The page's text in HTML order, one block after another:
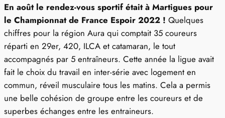
En août le rendez-vous sportif était à Martigues pour
le Championnat de France Espoir 2022 ! Quelques
chiffres pour la région Aura qui comptait 35 coureurs
réparti en 29er, 420, ILCA et catamaran, le tout
accompagnés par 5 entraîneurs. Cette année la ligue avait
fait le choix du travail en inter-série avec logement en
commun, réveil musculaire tous les matins. Cela a permis
une belle cohésion de groupe entre les coureurs et de
superbes échanges entre les entraineurs.